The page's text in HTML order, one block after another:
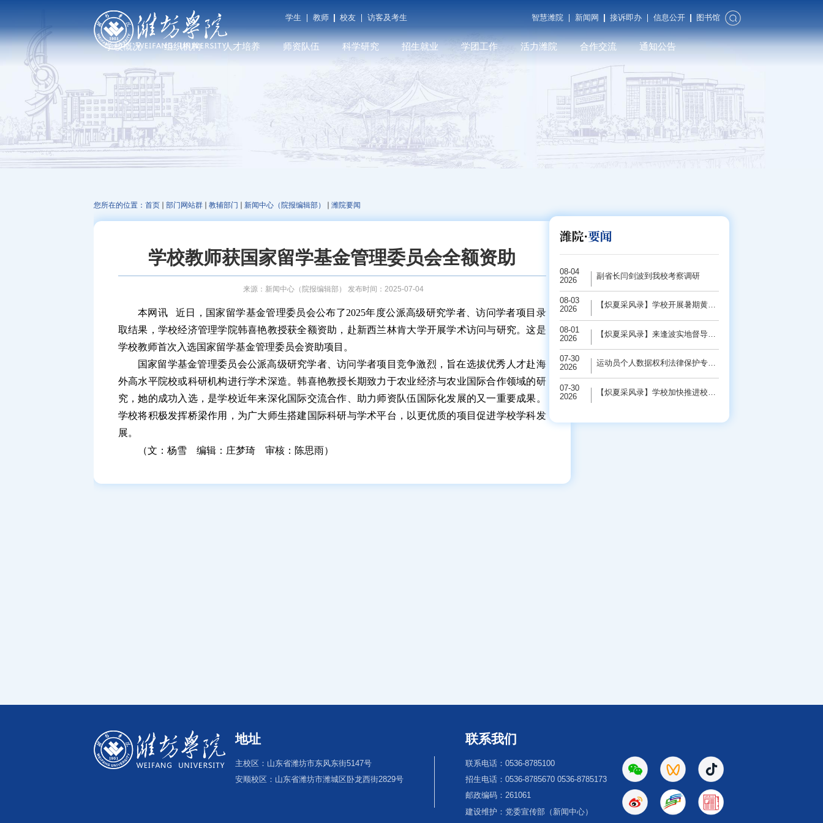
学生 教师 校友 访客及考生 智慧潍院 新闻网 接诉即办 信息公开 图书馆
学校概况
学校简介
现任领导
历任领导
发展足迹
组织机构
党政管理机构
教学机构
科研机构
教辅机构
人才培养
继续教育、职业教育
师资队伍
人才招聘
科学研究
学术期刊
科研成果
科技服务
招生就业
本科招生
就业信息
研究生招生
学团工作
共青团（创新创业学
院...
活力潍院 合作交流
合作发展
对外交流
潍院校友
通知公告
您所在的位置： 首页 部门网站群 教辅部门 新闻中心（院报编辑部） 潍院要闻
学校教师获国家留学基金管理委员会全额资助
来源：新闻中心（院报编辑部） 发布时间：2025-07-04
本网讯 近日，国家留学基金管理委员会公布了2025年度公派高级研究学者、访问学者项目录
取结果，学校经济管理学院韩喜艳教授获全额资助，赴新西兰林肯大学开展学术访问与研究。这是
学校教师首次入选国家留学基金管理委员会资助项目。
国家留学基金管理委员会公派高级研究学者、访问学者项目竞争激烈，旨在选拔优秀人才赴海
外高水平院校或科研机构进行学术深造。韩喜艳教授长期致力于农业经济与农业国际合作领域的研
究，她的成功入选，是学校近年来深化国际交流合作、助力师资队伍国际化发展的又一重要成果。
学校将积极发挥桥梁作用，为广大师生搭建国际科研与学术平台，以更优质的项目促进学校学科发
展。
（文：杨雪 编辑：庄梦琦 审核：陈思雨）
08-04
2026
副省长闫剑波到我校考察调研
08-03
2026
【炽夏采风录】学校开展暑期黄河保护“三下...
08-01
2026
07-30
2026
运动员个人数据权利法律保护专题研讨会在学...
07-30
2026
地址
主校区：山东省潍坊市东风东街5147号
安顺校区：山东省潍坊市潍城区卧龙西街2829号
联系我们
联系电话：0536-8785100
招生电话：0536-8785670 0536-8785173
邮政编码：261061
建设维护：党委宣传部（新闻中心）